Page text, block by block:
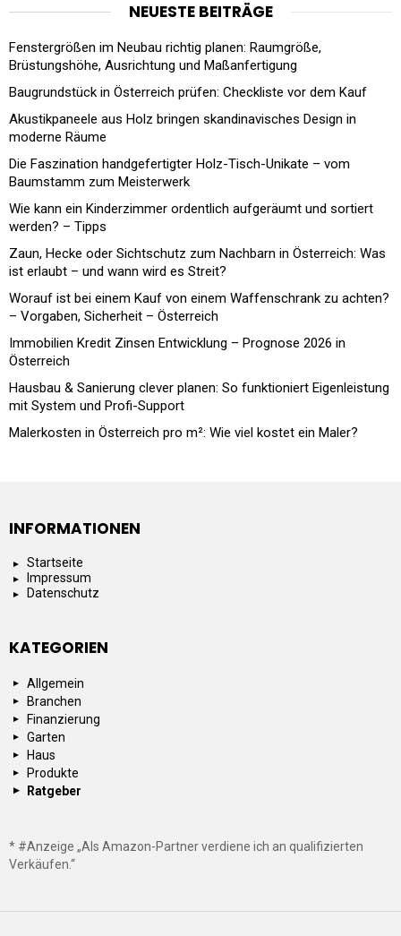
NEUESTE BEITRÄGE
Fenstergrößen im Neubau richtig planen: Raumgröße,
Brüstungshöhe, Ausrichtung und Maßanfertigung
Baugrundstück in Österreich prüfen: Checkliste vor dem Kauf
Akustikpaneele aus Holz bringen skandinavisches Design in
moderne Räume
Die Faszination handgefertigter Holz-Tisch-Unikate – vom
Baumstamm zum Meisterwerk
Wie kann ein Kinderzimmer ordentlich aufgeräumt und sortiert
werden? – Tipps
Zaun, Hecke oder Sichtschutz zum Nachbarn in Österreich: Was
ist erlaubt – und wann wird es Streit?
Worauf ist bei einem Kauf von einem Waffenschrank zu achten?
– Vorgaben, Sicherheit – Österreich
Immobilien Kredit Zinsen Entwicklung – Prognose 2026 in
Österreich
Hausbau & Sanierung clever planen: So funktioniert Eigenleistung
mit System und Profi-Support
Malerkosten in Österreich pro m²: Wie viel kostet ein Maler?
INFORMATIONEN
Startseite
Impressum
Datenschutz
KATEGORIEN
Allgemein
Branchen
Finanzierung
Garten
Haus
Produkte
Ratgeber
* #Anzeige „Als Amazon-Partner verdiene ich an qualifizierten
Verkäufen.“